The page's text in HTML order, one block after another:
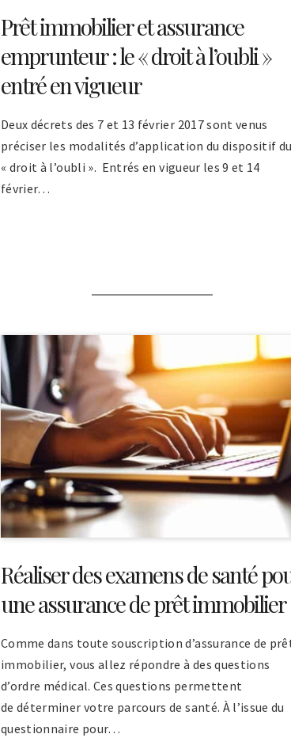
Prêt immobilier et assurance
emprunteur : le « droit à l’oubli »
entré en vigueur
Deux décrets des 7 et 13 février 2017 sont venus
préciser les modalités d’application du dispositif
« droit à l’oubli ». Entrés en vigueur les 9 et 14
février…
Réaliser des examens de santé
une assurance de prêt immobilier
Comme dans toute souscription d’assurance de
immobilier, vous allez répondre à des questions
d’ordre médical. Ces questions permettent
de déterminer votre parcours de santé. À l’issue du
questionnaire pour…